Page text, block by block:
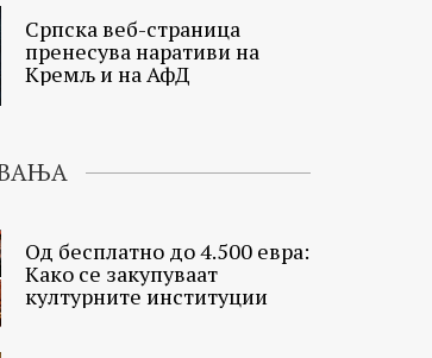
Српска веб-страница
пренесува наративи на
Кремљ и на АфД
Од бесплатно до 4.500 евра:
Како се закупуваат
културните институции